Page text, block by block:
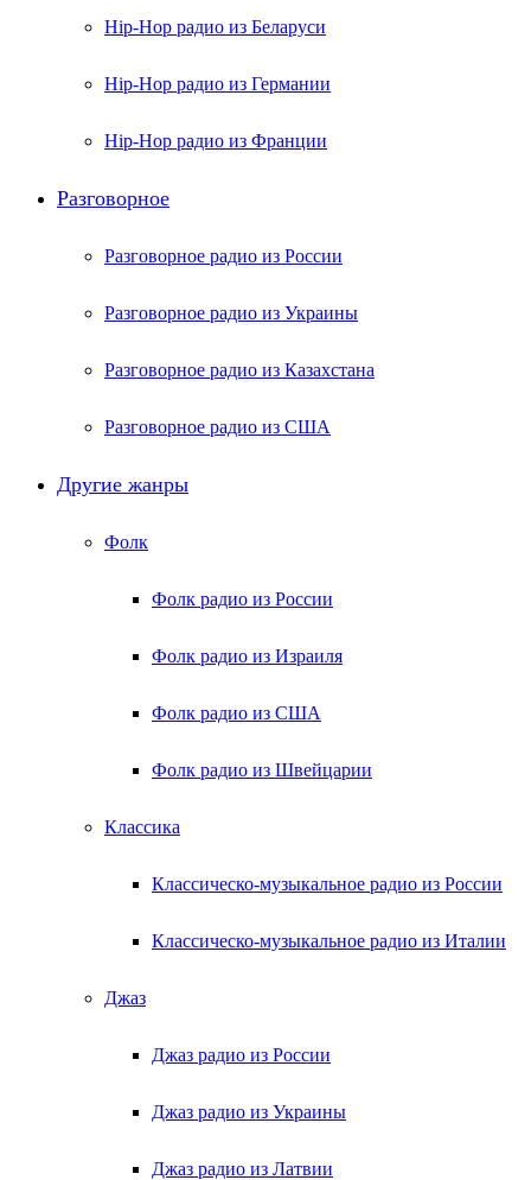
Hip-Hop радио из Беларуси
Hip-Hop радио из Германии
Hip-Hop радио из Франции
Разговорное
Разговорное радио из России
Разговорное радио из Украины
Разговорное радио из Казахстана
Разговорное радио из США
Другие жанры
Фолк
Фолк радио из России
Фолк радио из Израиля
Фолк радио из США
Фолк радио из Швейцарии
Классика
Классическо-музыкальное радио из России
Классическо-музыкальное радио из Италии
Джаз
Джаз радио из России
Джаз радио из Украины
Джаз радио из Латвии